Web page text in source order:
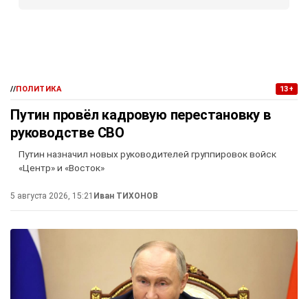
//ПОЛИТИКА 13+
Путин провёл кадровую перестановку в
руководстве СВО
Путин назначил новых руководителей группировок войск
«Центр» и «Восток»
5 августа 2026, 15:21 Иван ТИХОНОВ